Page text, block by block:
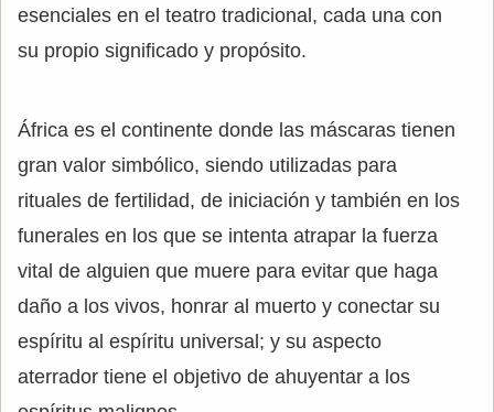
esenciales en el teatro tradicional, cada una con
su propio significado y propósito.
África es el continente donde las máscaras tienen
gran valor simbólico, siendo utilizadas para
rituales de fertilidad, de iniciación y también en los
funerales en los que se intenta atrapar la fuerza
vital de alguien que muere para evitar que haga
daño a los vivos, honrar al muerto y conectar su
espíritu al espíritu universal; y su aspecto
aterrador tiene el objetivo de ahuyentar a los